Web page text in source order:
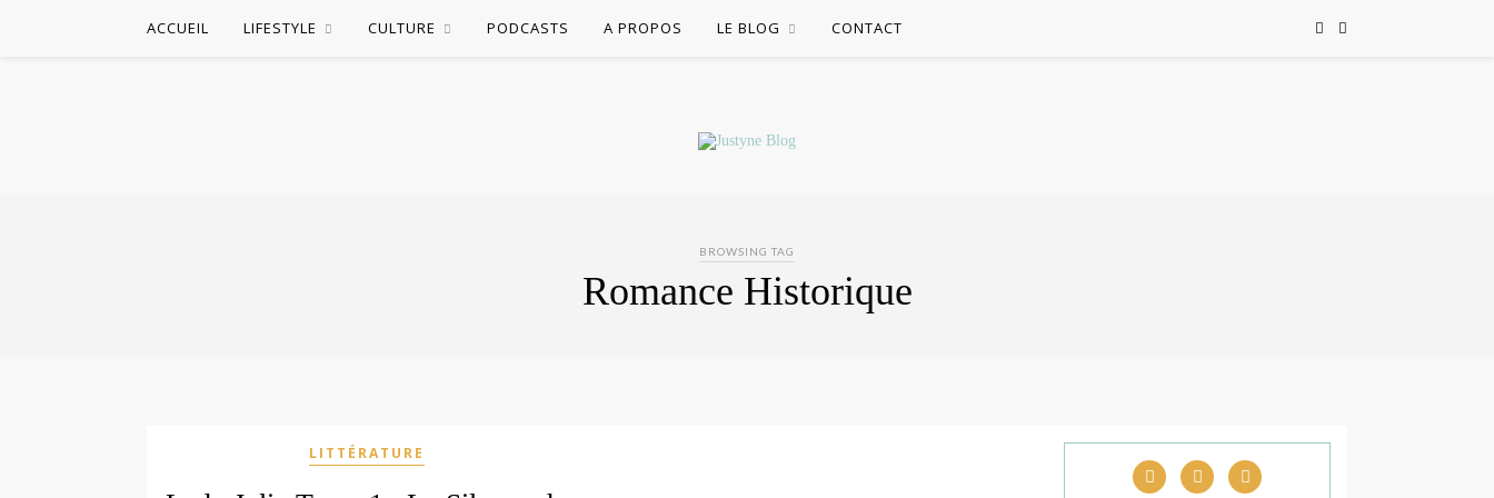
ACCUEIL LIFESTYLE CULTURE PODCASTS A PROPOS LE BLOG CONTACT
BROWSING TAG
Romance Historique
LITTÉRATURE